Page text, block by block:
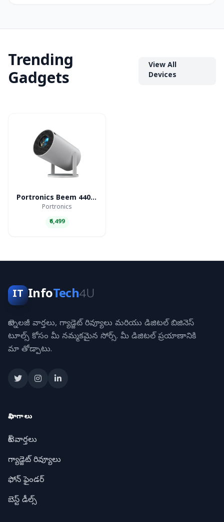
Trending
Gadgets
View All
Devices
Portronics Beem 440 Smart LED Projector
Portronics
₹6,499
IT InfoTech4U
టెక్నాలజీ వార్తలు, గ్యాడ్జెట్ రివ్యూలు మరియు డిజిటల్ బిజినెస్
టూల్స్ కోసం మీ నమ్మకమైన సోర్స్. మీ డిజిటల్ ప్రయాణానికి
మా తోడ్పాటు.
విభాగాలు
టెక్ వార్తలు
గ్యాడ్జెట్ రివ్యూలు
ఫోన్ ఫైండర్
బెస్ట్ డీల్స్